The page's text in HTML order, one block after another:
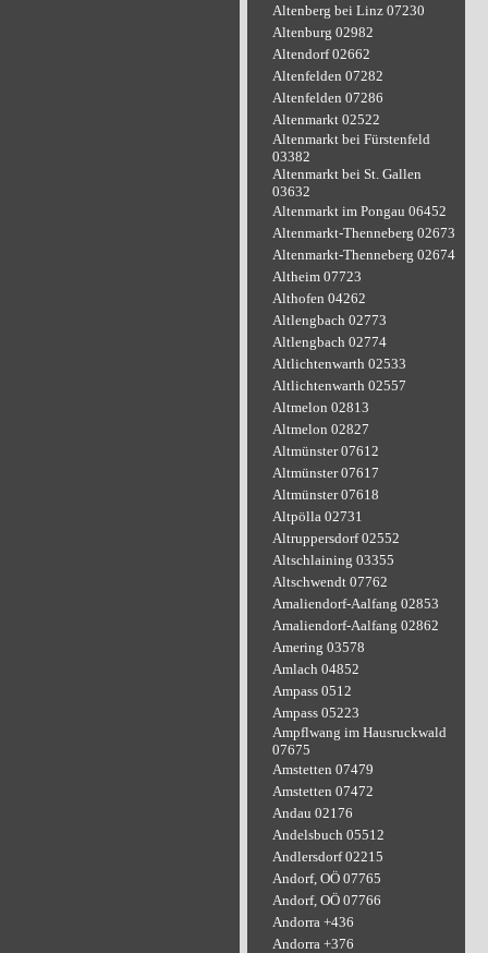
Altenberg bei Linz 07230
Altenburg 02982
Altendorf 02662
Altenfelden 07282
Altenfelden 07286
Altenmarkt 02522
Altenmarkt bei Fürstenfeld
03382
Altenmarkt bei St. Gallen
03632
Altenmarkt im Pongau 06452
Altenmarkt-Thenneberg 02673
Altenmarkt-Thenneberg 02674
Altheim 07723
Althofen 04262
Altlengbach 02773
Altlengbach 02774
Altlichtenwarth 02533
Altlichtenwarth 02557
Altmelon 02813
Altmelon 02827
Altmünster 07612
Altmünster 07617
Altmünster 07618
Altpölla 02731
Altruppersdorf 02552
Altschlaining 03355
Altschwendt 07762
Amaliendorf-Aalfang 02853
Amaliendorf-Aalfang 02862
Amering 03578
Amlach 04852
Ampass 0512
Ampass 05223
Ampflwang im Hausruckwald
07675
Amstetten 07479
Amstetten 07472
Andau 02176
Andelsbuch 05512
Andlersdorf 02215
Andorf, OÖ 07765
Andorf, OÖ 07766
Andorra +436
Andorra +376